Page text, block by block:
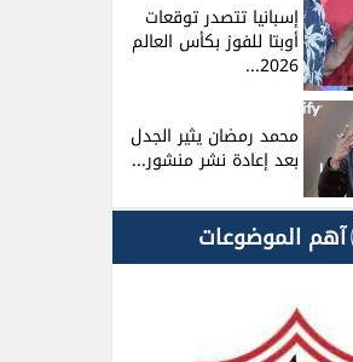
إسبانيا تتصدر توقعات
أوبتا للفوز بكأس العالم
2026...
محمد رمضان يثير الجدل
بعد إعادة نشر منشور...
آهم الموضوعات